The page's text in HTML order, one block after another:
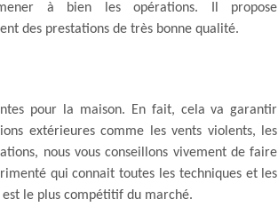
à bien les opérations. Il propose
des prestations de très bonne qualité.
pour la maison. En fait, cela va garantir
extérieures comme les vents violents, les
nous vous conseillons vivement de faire
qui connait toutes les techniques et les
le plus compétitif du marché.